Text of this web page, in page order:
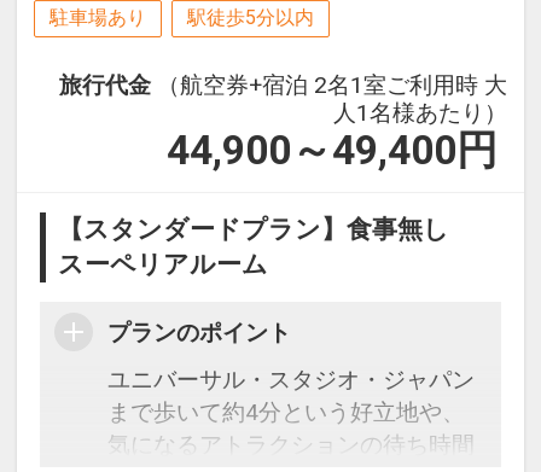
駐車場あり 駅徒歩5分以内
旅行代金
（航空券+宿泊 2名1室ご利用時 大
人1名様あたり）
44,900～49,400 円
【スタンダードプラン】食事無し
スーペリアルーム
プランのポイント
ユニバーサル・スタジオ・ジャパン
まで歩いて約4分という好立地や、
気になるアトラクションの待ち時間